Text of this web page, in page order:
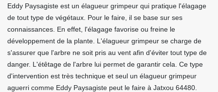
Eddy Paysagiste est un élagueur grimpeur qui pratique l'élagage
de tout type de végétaux. Pour le faire, il se base sur ses
connaissances. En effet, l'élagage favorise ou freine le
développement de la plante. L'élagueur grimpeur se charge de
s'assurer que l'arbre ne soit pris au vent afin d'éviter tout type de
danger. L'étêtage de l'arbre lui permet de garantir cela. Ce type
d'intervention est très technique et seul un élagueur grimpeur
aguerri comme Eddy Paysagiste peut le faire à Jatxou 64480.